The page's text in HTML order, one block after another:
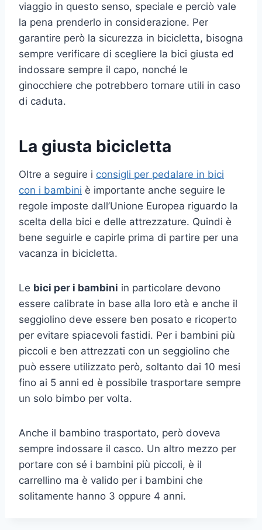
viaggio in questo senso, speciale e perciò vale
la pena prenderlo in considerazione. Per
garantire però la sicurezza in bicicletta, bisogna
sempre verificare di scegliere la bici giusta ed
indossare sempre il capo, nonché le
ginocchiere che potrebbero tornare utili in caso
di caduta.
La giusta bicicletta
Oltre a seguire i consigli per pedalare in bici
con i bambini è importante anche seguire le
regole imposte dall’Unione Europea riguardo la
scelta della bici e delle attrezzature. Quindi è
bene seguirle e capirle prima di partire per una
vacanza in bicicletta.
Le bici per i bambini in particolare devono
essere calibrate in base alla loro età e anche il
seggiolino deve essere ben posato e ricoperto
per evitare spiacevoli fastidi. Per i bambini più
piccoli e ben attrezzati con un seggiolino che
può essere utilizzato però, soltanto dai 10 mesi
fino ai 5 anni ed è possibile trasportare sempre
un solo bimbo per volta.
Anche il bambino trasportato, però doveva
sempre indossare il casco. Un altro mezzo per
portare con sé i bambini più piccoli, è il
carrellino ma è valido per i bambini che
solitamente hanno 3 oppure 4 anni.